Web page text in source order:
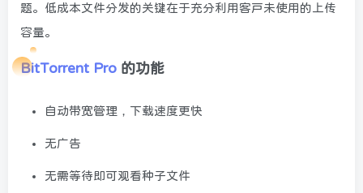
题。低成本文件分发的关键在于充分利用客户未使用的上传
容量。
BitTorrent Pro 的功能
自动带宽管理，下载速度更快
无广告
无需等待即可观看种子文件